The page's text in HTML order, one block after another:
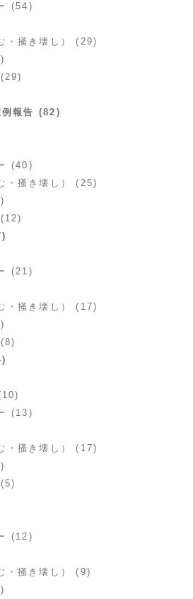
(54)
・掻き壊し） (29)
例報告 (82)
(40)
・掻き壊し） (25)
(21)
・掻き壊し） (17)
(13)
・掻き壊し） (17)
(12)
・掻き壊し） (9)